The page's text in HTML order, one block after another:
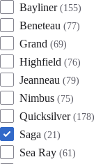
Bayliner (155)
Beneteau (77)
Grand (69)
Highfield (76)
Jeanneau (79)
Nimbus (75)
Quicksilver (178)
Saga (21)
Sea Ray (61)